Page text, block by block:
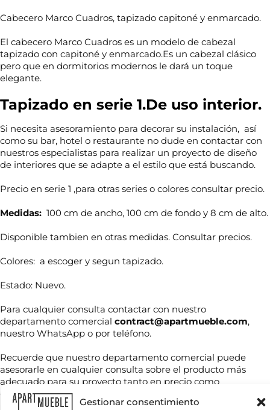
Gestionar consentimiento
Cabecero Marco Cuadros, tapizado capitoné y enmarcado.
El cabecero Marco Cuadros es un modelo de cabezal
tapizado con capitoné y enmarcado.Es un cabezal clásico
pero que en dormitorios modernos le dará un toque
elegante.
Tapizado en serie 1.De uso interior.
Si necesita asesoramiento para decorar su instalación, así
como su bar, hotel o restaurante no dude en contactar con
nuestros especialistas para realizar un proyecto de diseño
de interiores que se adapte a el estilo que está buscando.
Precio en serie 1 ,para otras series o colores consultar precio.
Medidas: 100 cm de ancho, 100 cm de fondo y 8 cm de alto.
Disponible tambien en otras medidas. Consultar precios.
Colores: a escoger y segun tapizado.
Estado: Nuevo.
Para cualquier consulta contactar con nuestro
departamento comercial contract@apartmueble.com,
nuestro WhatsApp o por teléfono.
Recuerde que nuestro departamento comercial puede
asesorarle en cualquier consulta sobre el producto más
adecuado para su proyecto tanto en precio como
disponibilidad, así como crear su proyecto de interiorismo.
o
m
b
*e
l
é
o
C
o